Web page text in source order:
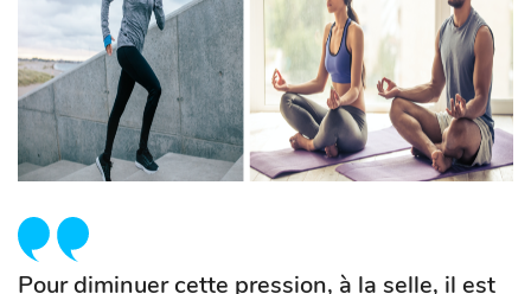
Pour diminuer cette pression, à la selle, il est